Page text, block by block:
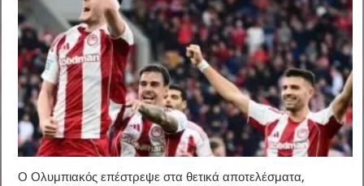
Ο Ολυμπιακός επέστρεψε στα θετικά αποτελέσματα,